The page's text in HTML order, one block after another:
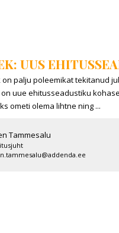
UUS
palju poleemikat tekitanud
uue ehitusseadustiku
ometi olema lihtne ning ...
Tammesalu